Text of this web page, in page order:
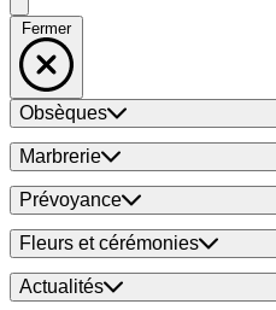
Fermer
Obsèques
Marbrerie
Prévoyance
Fleurs et cérémonies
Actualités